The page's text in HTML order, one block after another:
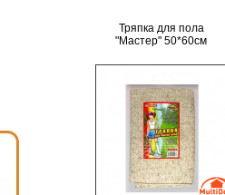
Тряпка для пола
"Мастер" 50*60см